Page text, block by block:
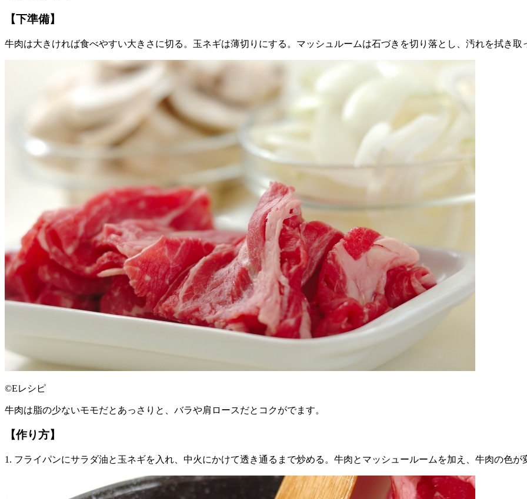
【下準備】
牛肉は大きければ食べやすい大きさに切る。玉ネギは薄切りにする。マッシュルームは石づきを切り落とし、汚れを拭き取
©Eレシピ
牛肉は脂の少ないモモだとあっさりと、バラや肩ロースだとコクがでます。
【作り方】
1. フライパンにサラダ油と玉ネギを入れ、中火にかけて透き通るまで炒める。牛肉とマッシュールームを加え、牛肉の色が